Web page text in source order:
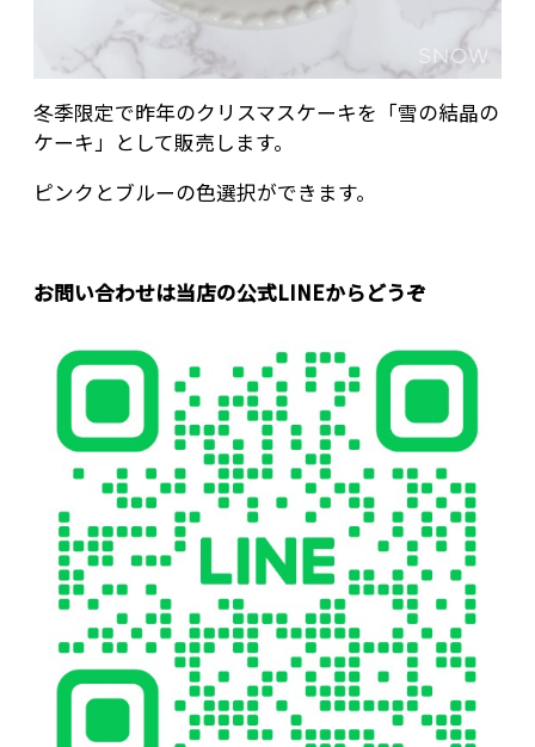
冬季限定で昨年のクリスマスケーキを「雪の結晶の
ケーキ」として販売します。
ピンクとブルーの色選択ができます。
お問い合わせは当店の公式LINEからどうぞ